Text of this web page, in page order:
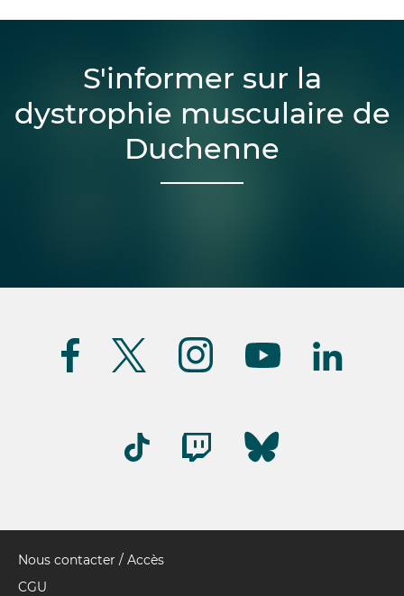
S'informer sur la
dystrophie musculaire de
Duchenne
Pied
de
Nous contacter / Accès
CGU